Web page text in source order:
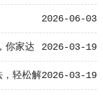
2026-06-03
2026-03-19
你家达
2026-03-19
，轻松解